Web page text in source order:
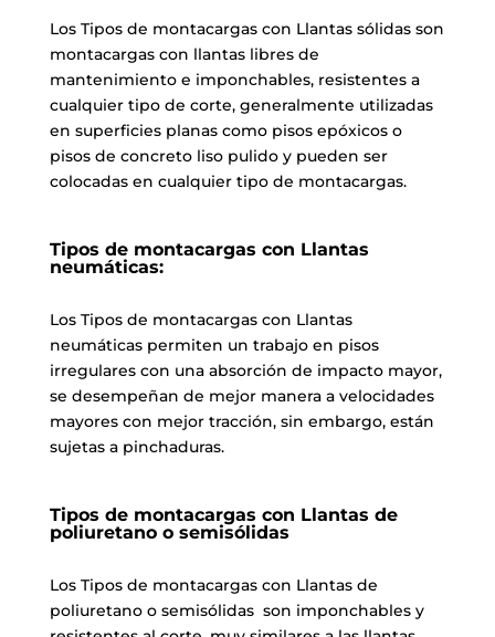
Los Tipos de montacargas con Llantas sólidas son
montacargas con llantas libres de
mantenimiento e imponchables, resistentes a
cualquier tipo de corte, generalmente utilizadas
en superficies planas como pisos epóxicos o
pisos de concreto liso pulido y pueden ser
colocadas en cualquier tipo de montacargas.
Tipos de montacargas con Llantas
neumáticas:
Los Tipos de montacargas con Llantas
neumáticas permiten un trabajo en pisos
irregulares con una absorción de impacto mayor,
se desempeñan de mejor manera a velocidades
mayores con mejor tracción, sin embargo, están
sujetas a pinchaduras.
Tipos de montacargas con Llantas de
poliuretano o semisólidas
Los Tipos de montacargas con Llantas de
poliuretano o semisólidas son imponchables y